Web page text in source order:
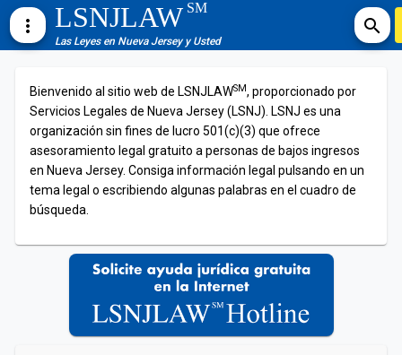
more_vert LSNJLAWSM
Las Leyes en Nueva Jersey y Usted
search
Bienvenido al sitio web de LSNJLAWSM, proporcionado por
Servicios Legales de Nueva Jersey (LSNJ). LSNJ es una
organización sin fines de lucro 501(c)(3) que ofrece
asesoramiento legal gratuito a personas de bajos ingresos
en Nueva Jersey. Consiga información legal pulsando en un
tema legal o escribiendo algunas palabras en el cuadro de
búsqueda.